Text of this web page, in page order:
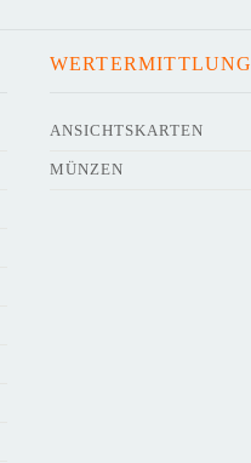
WERTERMITTLUNG
ANSICHTSKARTEN
MÜNZEN